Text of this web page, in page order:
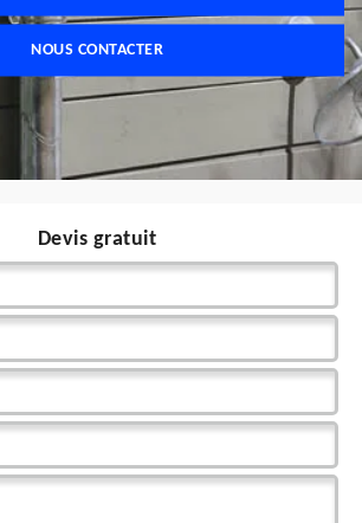
NOUS CONTACTER
Devis gratuit